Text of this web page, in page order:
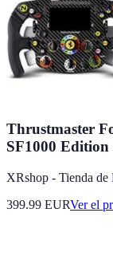
Thrustmaster
SF1000
XRshop - Tienda de
399.99 EURVer el